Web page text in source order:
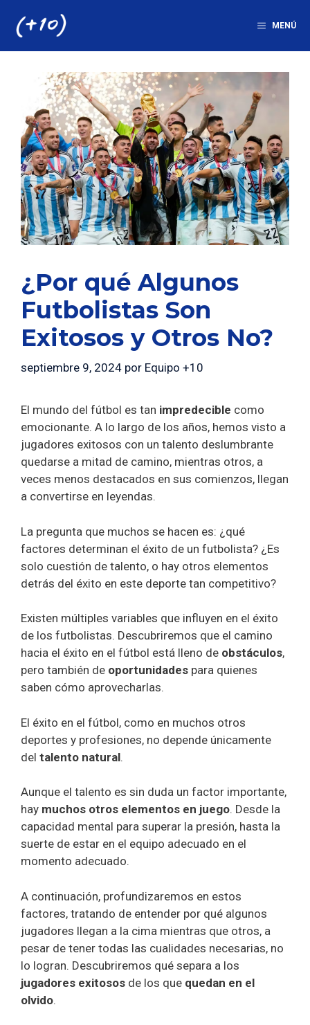
MENÚ
¿Por qué Algunos
Futbolistas Son
Exitosos y Otros No?
septiembre 9, 2024 por Equipo +10
El mundo del fútbol es tan impredecible como
emocionante. A lo largo de los años, hemos visto a
jugadores exitosos con un talento deslumbrante
quedarse a mitad de camino, mientras otros, a
veces menos destacados en sus comienzos, llegan
a convertirse en leyendas.
La pregunta que muchos se hacen es: ¿qué
factores determinan el éxito de un futbolista? ¿Es
solo cuestión de talento, o hay otros elementos
detrás del éxito en este deporte tan competitivo?
Existen múltiples variables que influyen en el éxito
de los futbolistas. Descubriremos que el camino
hacia el éxito en el fútbol está lleno de obstáculos,
pero también de oportunidades para quienes
saben cómo aprovecharlas.
El éxito en el fútbol, como en muchos otros
deportes y profesiones, no depende únicamente
del talento natural.
Aunque el talento es sin duda un factor importante,
hay muchos otros elementos en juego. Desde la
capacidad mental para superar la presión, hasta la
suerte de estar en el equipo adecuado en el
momento adecuado.
A continuación, profundizaremos en estos
factores, tratando de entender por qué algunos
jugadores llegan a la cima mientras que otros, a
pesar de tener todas las cualidades necesarias, no
lo logran. Descubriremos qué separa a los
jugadores exitosos de los que quedan en el
olvido.